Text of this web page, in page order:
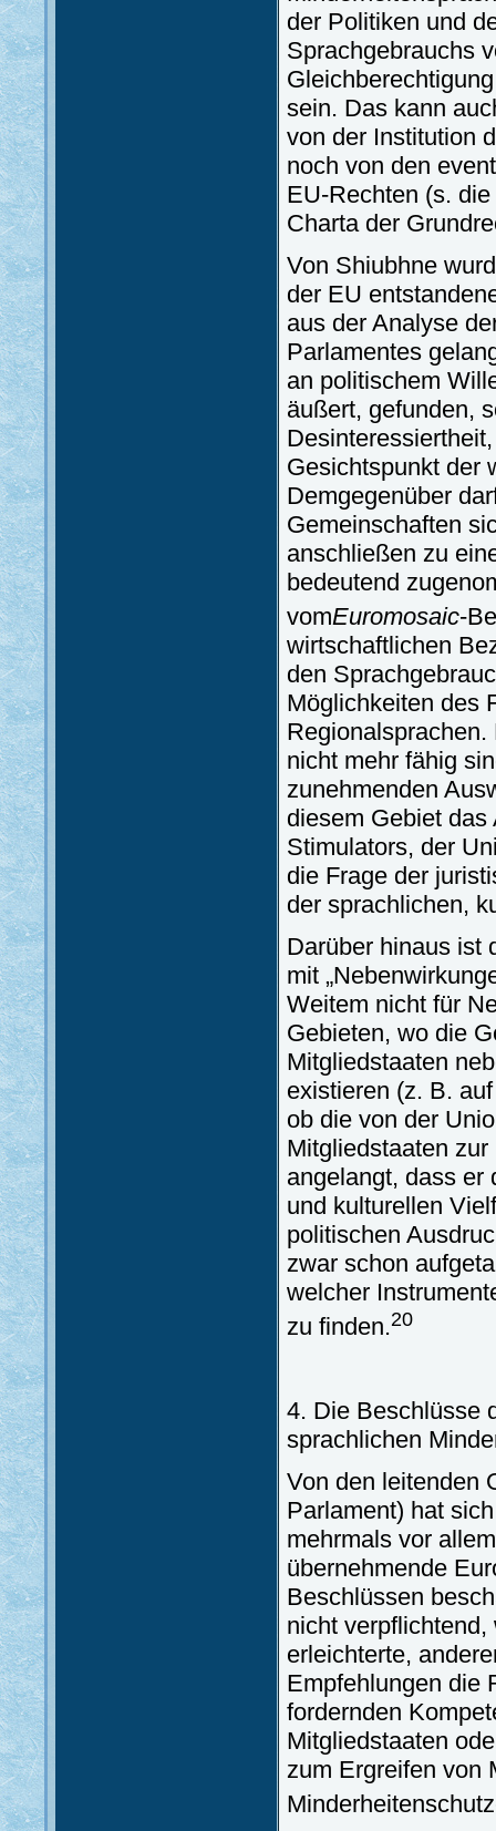
der Politiken und
Sprachgebrauchs
sein. Das kann
von der Institution
noch von den
EU-Rechten (s.
Charta der
Von Shiubhne
der EU
aus der Analyse
Parlamentes
an politischem
äußert, gefunden,
Gesichtspunkt der
Demgegenüber
Gemeinschaften
anschließen zu
bedeutend
vomEuromosaic-
wirtschaftlichen
den
Möglichkeiten des
nicht mehr fähig
zunehmenden
diesem Gebiet
Stimulators, der
die Frage der
der sprachlichen,
Darüber hinaus ist
mit
Weitem nicht für
Gebieten, wo die
Mitgliedstaaten
existieren (z. B.
ob die von der
Mitgliedstaaten
angelangt, dass er
und kulturellen
politischen
zwar schon
welcher
zu finden.20
4. Die Beschlüsse
sprachlichen
Von den leitenden
Parlament) hat
mehrmals vor
übernehmende
Beschlüssen
nicht
erleichterte,
Empfehlungen die
fordernden
Mitgliedstaaten
zum Ergreifen von